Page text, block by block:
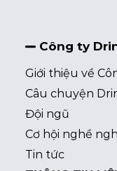
Công ty
Giới thiệu về
Câu chuyện
Đội ngũ
Cơ hội nghề
Tin tức